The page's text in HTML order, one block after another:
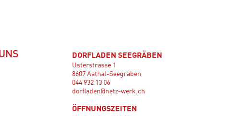
DORFLADEN SEEGRÄBEN
Usterstrasse 1
8607 Aathal-Seegräben
044 932 13 06
dorfladen@netz-werk.ch
ÖFFNUNGSZEITEN